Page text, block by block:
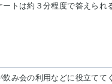
トは約３分程度で答えられ
み会の利用などに役立てて